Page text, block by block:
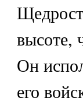
высоте,
Он
его